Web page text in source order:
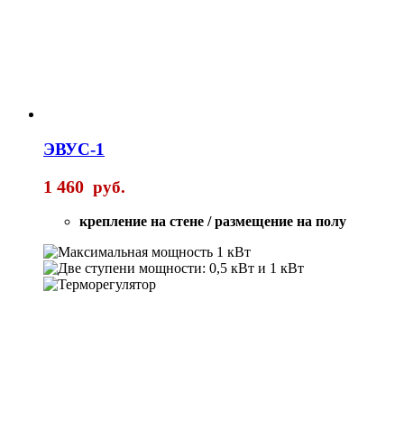
ЭВУС-1
1 460 руб.
крепление на стене / размещение на полу